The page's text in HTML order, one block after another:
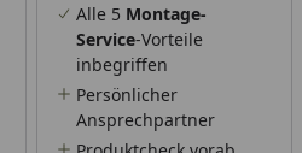
Alle 5 Montage-
Service-Vorteile
inbegriffen
Persönlicher
Ansprechpartner